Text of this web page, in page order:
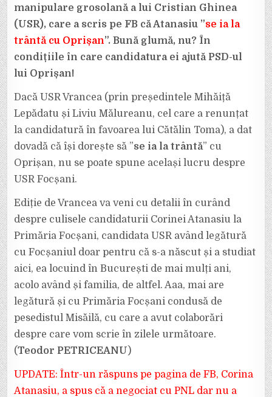
NICIO
ȘANSĂ
SĂ
CÂȘTIGE
manipulare grosolană a lui Cristian Ghinea
(USR), care a scris pe FB că Atanasiu ”se ia la
trântă cu Oprișan”. Bună glumă, nu? În
condițiile în care candidatura ei ajută PSD-ul
lui Oprișan!
Dacă USR Vrancea (prin președintele Mihăiță
Lepădatu și Liviu Mălureanu, cel care a renunțat
la candidatură în favoarea lui Cătălin Toma), a dat
dovadă că își dorește să ”se ia la trântă” cu
Oprișan, nu se poate spune același lucru despre
USR Focșani.
Ediție de Vrancea va veni cu detalii în curând
despre culisele candidaturii Corinei Atanasiu la
Primăria Focșani, candidata USR având legătură
cu Focșaniul doar pentru că s-a născut și a studiat
aici, ea locuind în București de mai mulți ani,
acolo având și familia, de altfel. Aaa, mai are
legătură și cu Primăria Focșani condusă de
pesedistul Misăilă, cu care a avut colaborări
despre care vom scrie în zilele următoare.
(Teodor PETRICEANU)
UPDATE: Într-un răspuns pe pagina de FB, Corina
Atanasiu, a spus că a negociat cu PNL dar nu a